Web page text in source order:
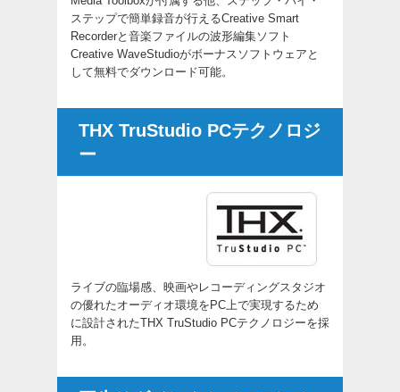
ステップで簡単録音が行えるCreative Smart
Recorderと音楽ファイルの波形編集ソフト
Creative WaveStudioがボーナスソフトウェアと
して無料でダウンロード可能。
THX TruStudio PCテクノロジ
ー
ライブの臨場感、映画やレコーディングスタジオ
の優れたオーディオ環境をPC上で実現するため
に設計されたTHX TruStudio PCテクノロジーを採
用。